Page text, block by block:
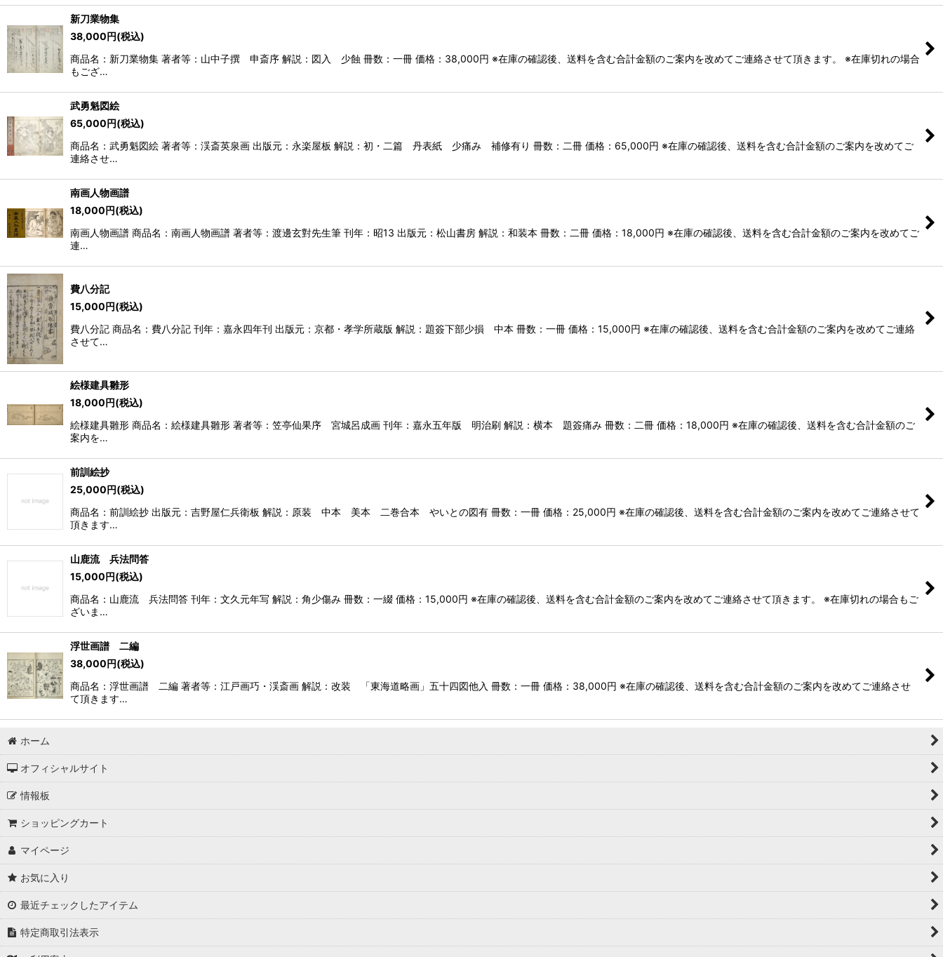
新刀業物集
38,000円(税込)
商品名：新刀業物集 著者等：山中子撰 申斎序 解説：図入 少蝕 冊数：一冊 価格：38,000円 ※在庫の確認後、送料を含む合計金額のご案内を改めてご連絡させて頂きます。 ※在庫切れの場合
もござ…
武勇魁図絵
65,000円(税込)
商品名：武勇魁図絵 著者等：渓斎英泉画 出版元：永楽屋板 解説：初・二篇 丹表紙 少痛み 補修有り 冊数：二冊 価格：65,000円 ※在庫の確認後、送料を含む合計金額のご案内を改めてご
連絡させ…
南画人物画譜
18,000円(税込)
南画人物画譜 商品名：南画人物画譜 著者等：渡邊玄對先生筆 刊年：昭13 出版元：松山書房 解説：和装本 冊数：二冊 価格：18,000円 ※在庫の確認後、送料を含む合計金額のご案内を改めてご
連…
費八分記
15,000円(税込)
費八分記 商品名：費八分記 刊年：嘉永四年刊 出版元：京都・孝学所蔵版 解説：題簽下部少損 中本 冊数：一冊 価格：15,000円 ※在庫の確認後、送料を含む合計金額のご案内を改めてご連絡
させて…
絵様建具雛形
18,000円(税込)
絵様建具雛形 商品名：絵様建具雛形 著者等：笠亭仙果序 宮城呂成画 刊年：嘉永五年版 明治刷 解説：横本 題簽痛み 冊数：二冊 価格：18,000円 ※在庫の確認後、送料を含む合計金額のご
案内を…
前訓絵抄
25,000円(税込)
商品名：前訓絵抄 出版元：吉野屋仁兵衛板 解説：原装 中本 美本 二巻合本 やいとの図有 冊数：一冊 価格：25,000円 ※在庫の確認後、送料を含む合計金額のご案内を改めてご連絡させて
頂きます…
山鹿流 兵法問答
15,000円(税込)
商品名：山鹿流 兵法問答 刊年：文久元年写 解説：角少傷み 冊数：一綴 価格：15,000円 ※在庫の確認後、送料を含む合計金額のご案内を改めてご連絡させて頂きます。 ※在庫切れの場合もご
ざいま…
浮世画譜 二編
38,000円(税込)
商品名：浮世画譜 二編 著者等：江戸画巧・渓斎画 解説：改装 「東海道略画」五十四図他入 冊数：一冊 価格：38,000円 ※在庫の確認後、送料を含む合計金額のご案内を改めてご連絡させ
て頂きます…
ホーム
オフィシャルサイト
情報板
ショッピングカート
マイページ
お気に入り
最近チェックしたアイテム
特定商取引法表示